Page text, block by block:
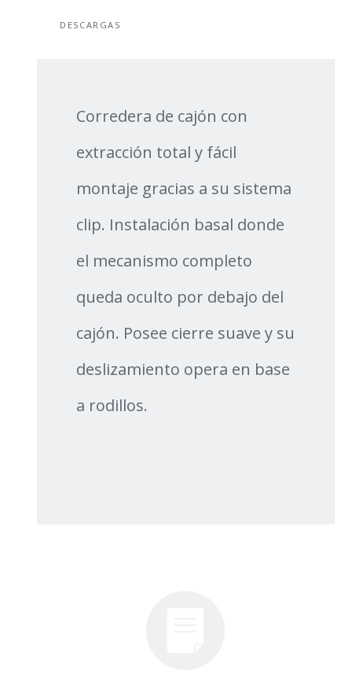
DESCARGAS
Corredera de cajón con
extracción total y fácil
montaje gracias a su sistema
clip. Instalación basal donde
el mecanismo completo
queda oculto por debajo del
cajón. Posee cierre suave y su
deslizamiento opera en base
a rodillos.